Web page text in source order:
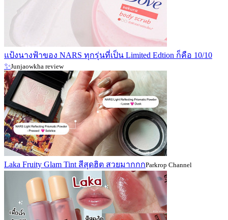
แป้งนางฟ้าของ NARS ทุกรุ่นที่เป็น Limited Edtion ก็คือ 10/10
✨Junjaowkha review
Laka Fruity Glam Tint สีสุดฮิต สวยมากกกParkrop Channel